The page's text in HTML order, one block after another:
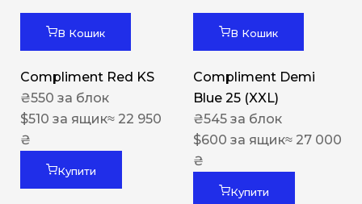
В Кошик
Compliment Red KS
₴550 за блок
$510 за ящик≈ 22 950
₴
Купити
В Кошик
Compliment Demi
Blue 25 (XXL)
₴545 за блок
$600 за ящик≈ 27 000
₴
Купити